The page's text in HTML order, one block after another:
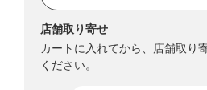
店舗取り寄せ
カートに入れてから、店舗取り
ください。